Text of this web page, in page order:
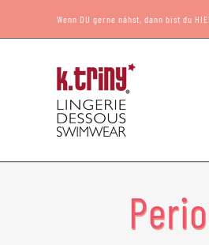
Wenn DU gerne nähst, dann bist du